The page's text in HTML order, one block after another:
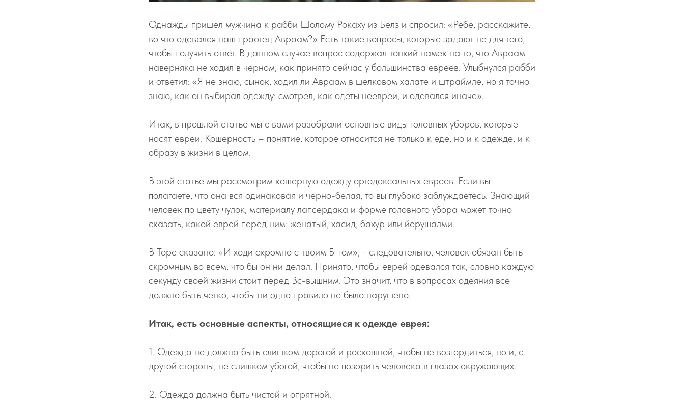
Однажды пришел мужчина к рабби Шолому Рокаху из Белз и спросил: «Ребе, расскажите,
во что одевался наш праотец Авраам?» Есть такие вопросы, которые задают не для того,
чтобы получить ответ. В данном случае вопрос содержал тонкий намек на то, что Авраам
наверняка не ходил в черном, как принято сейчас у большинства евреев. Улыбнулся рабби
и ответил: «Я не знаю, сынок, ходил ли Авраам в шелковом халате и штраймле, но я точно
знаю, как он выбирал одежду: смотрел, как одеты неевреи, и одевался иначе».
Итак, в прошлой статье мы с вами разобрали основные виды головных уборов, которые
носят евреи. Кошерность – понятие, которое относится не только к еде, но и к одежде, и к
образу в жизни в целом.
В этой статье мы рассмотрим кошерную одежду ортодоксальных евреев. Если вы
полагаете, что она вся одинаковая и черно-белая, то вы глубоко заблуждаетесь. Знающий
человек по цвету чулок, материалу лапсердака и форме головного убора может точно
сказать, какой еврей перед ним: женатый, хасид, бахур или йерушалми.
В Торе сказано: «И ходи скромно с твоим Б-гом», - следовательно, человек обязан быть
скромным во всем, что бы он ни делал. Принято, чтобы еврей одевался так, словно каждую
секунду своей жизни стоит перед Вс-вышним. Это значит, что в вопросах одеяния все
должно быть четко, чтобы ни одно правило не было нарушено.
Итак, есть основные аспекты, относящиеся к одежде еврея:
1. Одежда не должна быть слишком дорогой и роскошной, чтобы не возгордиться, но и, с
другой стороны, не слишком убогой, чтобы не позорить человека в глазах окружающих.
2. Одежда должна быть чистой и опрятной.